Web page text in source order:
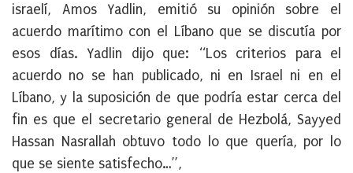
israelí, Amos Yadlin, emitió su opinión sobre el
acuerdo marítimo con el Líbano que se discutía por
esos días. Yadlin dijo que: “Los criterios para el
acuerdo no se han publicado, ni en Israel ni en el
Líbano, y la suposición de que podría estar cerca del
fin es que el secretario general de Hezbolá, Sayyed
Hassan Nasrallah obtuvo todo lo que quería, por lo
que se siente satisfecho…”,